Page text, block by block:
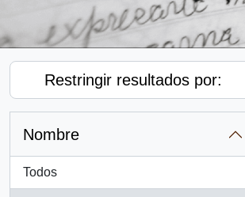
Restringir resultados por:
Nombre
Todos